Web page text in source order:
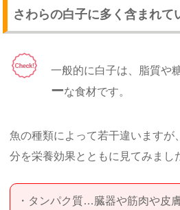
さわらの白子に多く含まれて
一般的に白子は、脂質や
ーな食材です。
魚の種類によって若干違いますが
分を栄養効果とともに見てみまし
・タンパク質…臓器や筋肉や皮